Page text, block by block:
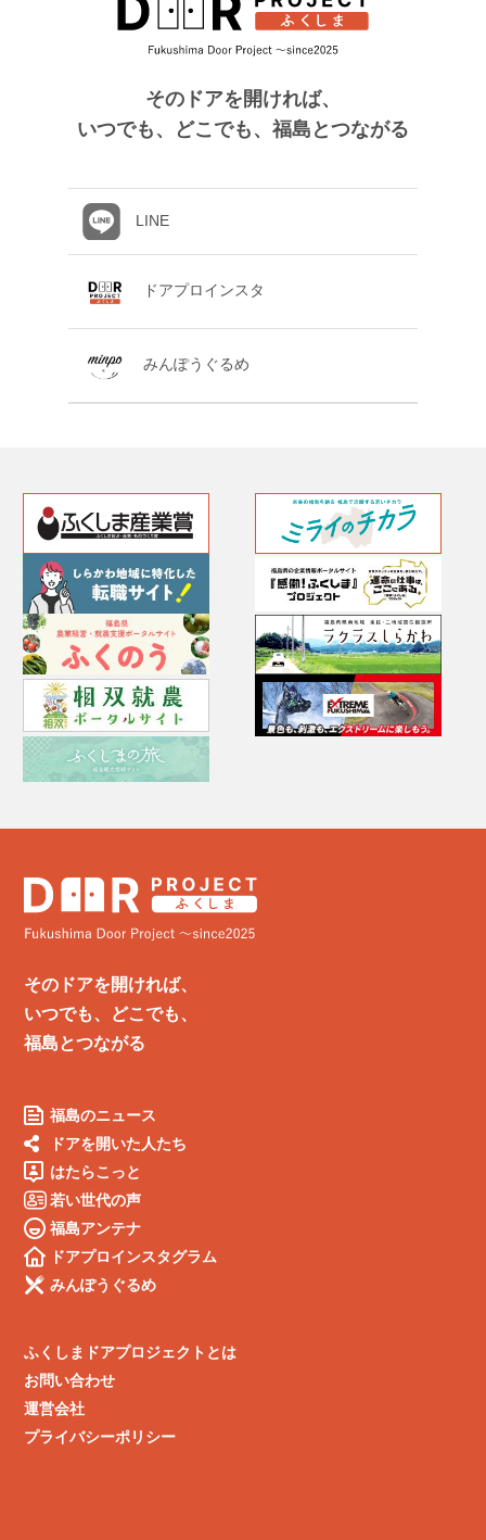
そのドアを開ければ、
いつでも、どこでも、福島とつながる
LINE
ドアプロインスタ
みんぽうぐるめ
そのドアを開ければ、
いつでも、どこでも、
福島とつながる
福島のニュース
ドアを開いた人たち
はたらこっと
若い世代の声
福島アンテナ
ドアプロインスタグラム
みんぽうぐるめ
ふくしまドアプロジェクトとは
お問い合わせ
運営会社
プライバシーポリシー